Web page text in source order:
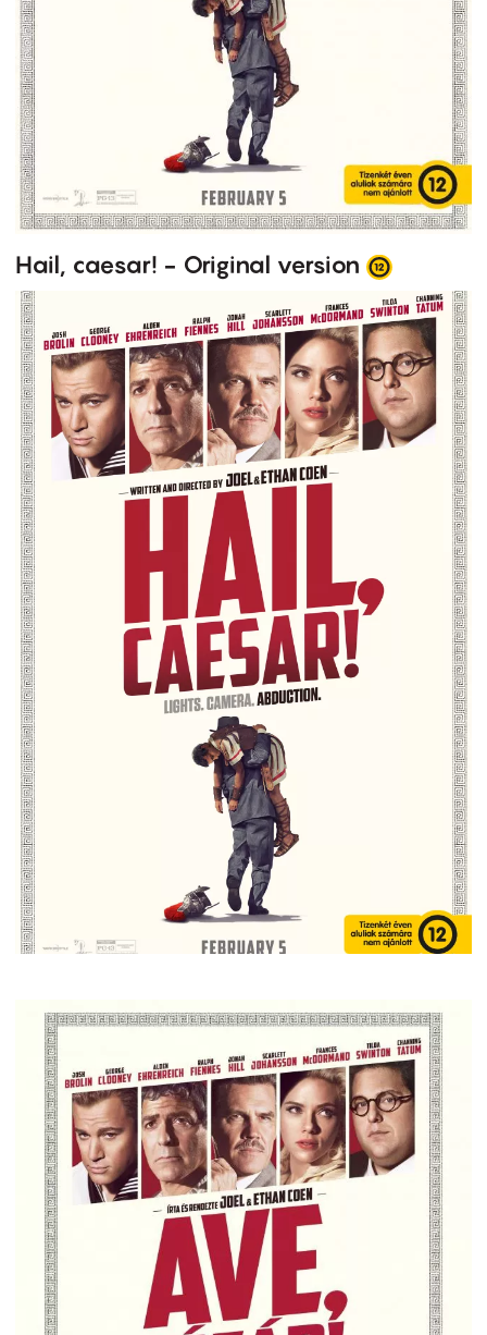
Hail, caesar! - Original version